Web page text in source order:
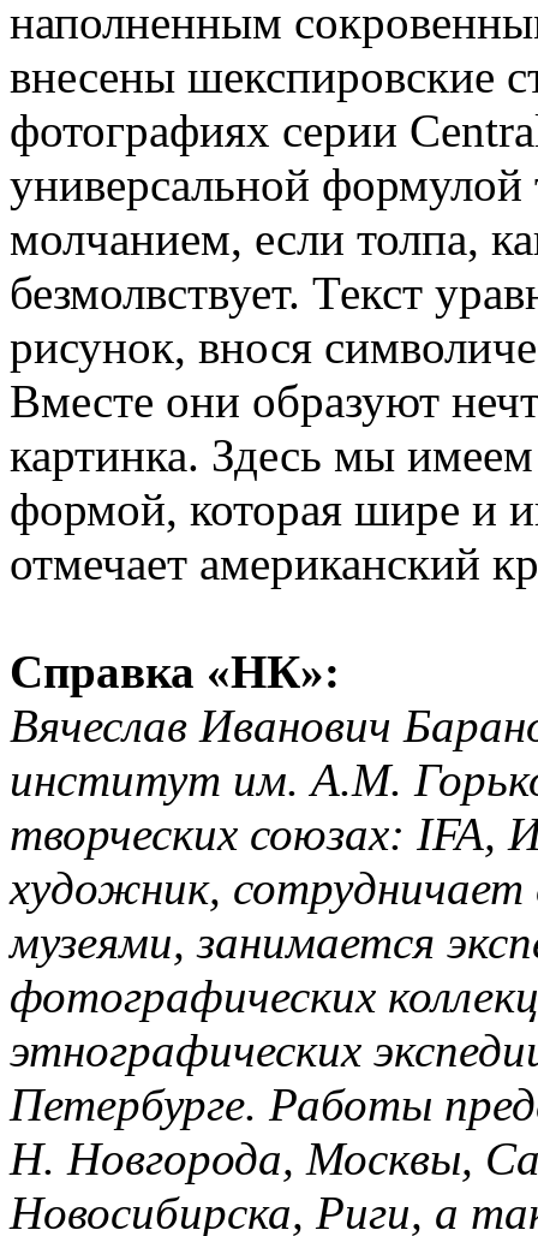
наполненным
внесены шекспировские
фотографиях серии
универсальной
молчанием, если толпа,
безмолвствует. Текст
рисунок, внося
Вместе они образуют
картинка. Здесь мы
формой, которая шире и
отмечает американский
Справка «НК»:
Вячеслав Иванович
институт им. А.М.
творческих союзах:
художник, сотрудничает
музеями, занимается
фотографических
этнографических
Петербурге. Работы
Н. Новгорода, Москвы,
Новосибирска, Риги, а